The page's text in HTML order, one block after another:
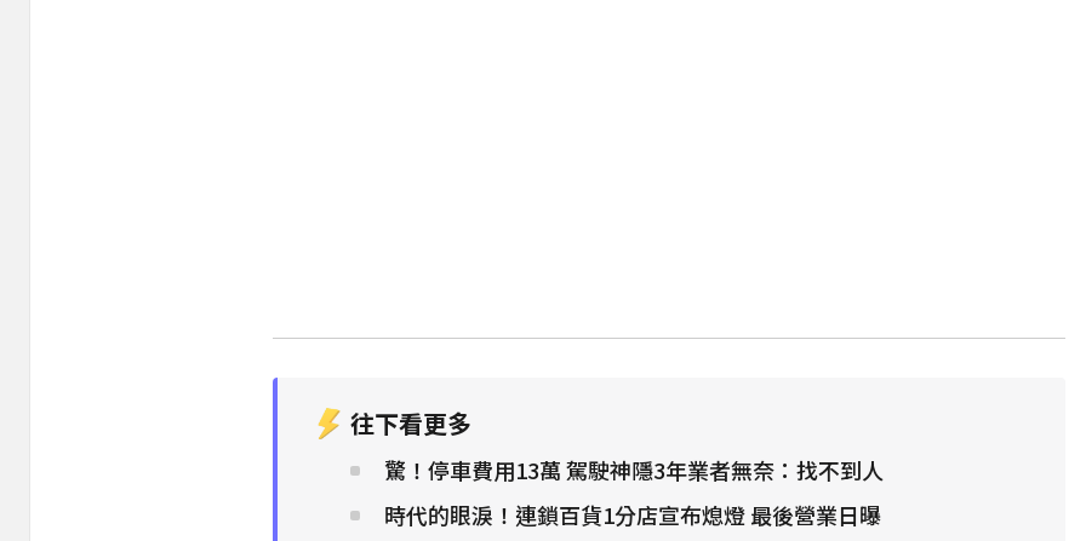
往下看更多
驚！停車費用13萬 駕駛神隱3年業者無奈：找不到人
時代的眼淚！連鎖百貨1分店宣布熄燈 最後營業日曝